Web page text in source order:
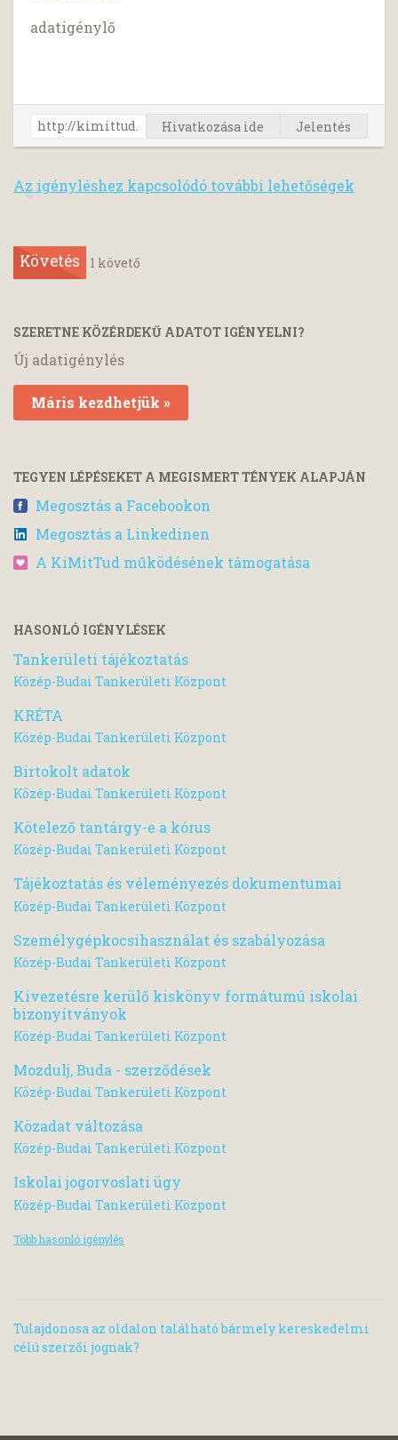
adatigénylő
Hivatkozása ide Jelentés
Az igényléshez kapcsolódó további lehetőségek
Követés 1 követő
SZERETNE KÖZÉRDEKŰ ADATOT IGÉNYELNI?
Új adatigénylés
Máris kezdhetjük »
TEGYEN LÉPÉSEKET A MEGISMERT TÉNYEK ALAPJÁN
Megosztás a Facebookon
Megosztás a Linkedinen
A KiMitTud működésének támogatása
HASONLÓ IGÉNYLÉSEK
Tankerületi tájékoztatás
Közép-Budai Tankerületi Központ
KRÉTA
Közép-Budai Tankerületi Központ
Birtokolt adatok
Közép-Budai Tankerületi Központ
Kötelező tantárgy-e a kórus
Közép-Budai Tankerületi Központ
Tájékoztatás és véleményezés dokumentumai
Közép-Budai Tankerületi Központ
Személygépkocsihasználat és szabályozása
Közép-Budai Tankerületi Központ
Kivezetésre kerülő kiskönyv formátumú iskolai
bizonyítványok
Közép-Budai Tankerületi Központ
Mozdulj, Buda - szerződések
Közép-Budai Tankerületi Központ
Közadat változása
Közép-Budai Tankerületi Központ
Iskolai jogorvoslati ügy
Közép-Budai Tankerületi Központ
Több hasonló igénylés
Tulajdonosa az oldalon található bármely kereskedelmi
célú szerzői jognak?